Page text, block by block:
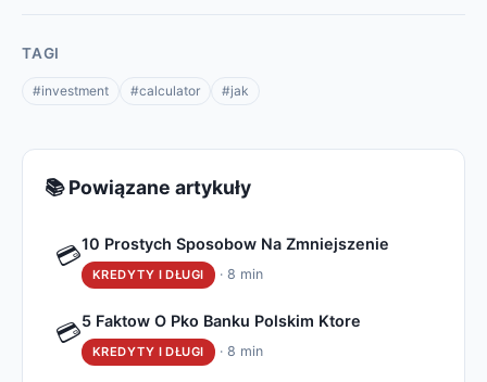
TAGI
#investment #calculator #jak
📚 Powiązane artykuły
💳10 Prostych Sposobow Na Zmniejszenie
KREDYTY I DŁUGI · 8 min
💳5 Faktow O Pko Banku Polskim Ktore
KREDYTY I DŁUGI · 8 min